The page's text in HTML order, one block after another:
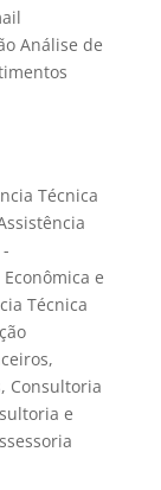
Análise de
Técnica
e
Técnica
,
, Consultoria
e